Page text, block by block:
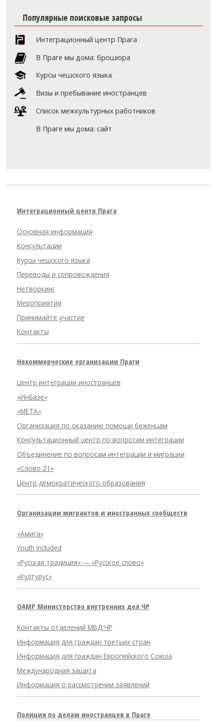
Популярные поисковые запросы
Интеграционный центр Прага
В Праге мы дома: брошюра
Курсы чешского языка
Визы и пребывание иностранцев
Список межкультурных работников
В Праге мы дома: сайт
Интеграционный центр Прага
Основная информация
Консультации
Курсы чешского языка
Переводы и сопровождения
Нетворкинг
Мероприятия
Принимайте участие
Контакты
Некоммерческие организации Праги
Центр интеграции иностранцев
«ИнБазе»
«META»
Организация по оказанию помощи беженцам
Консультационный центр по вопросам интеграции
Объединение по вопросам интеграции и миграции
«Слово 21»
Центр демократического образования
Организации мигрантов и иностранных сообществ
«Амига»
Youth Included
«Русская традиция» — «Русское слово»
«Културус»
OAMP Министерство внутренних дел ЧР
Контакты отделений МВД ЧР
Информация для граждан третьих стран
Информация для граждан Европейского Союза
Международная защита
Информация о рассмотрении заявлений
Полиция по делам иностранцев в Праге